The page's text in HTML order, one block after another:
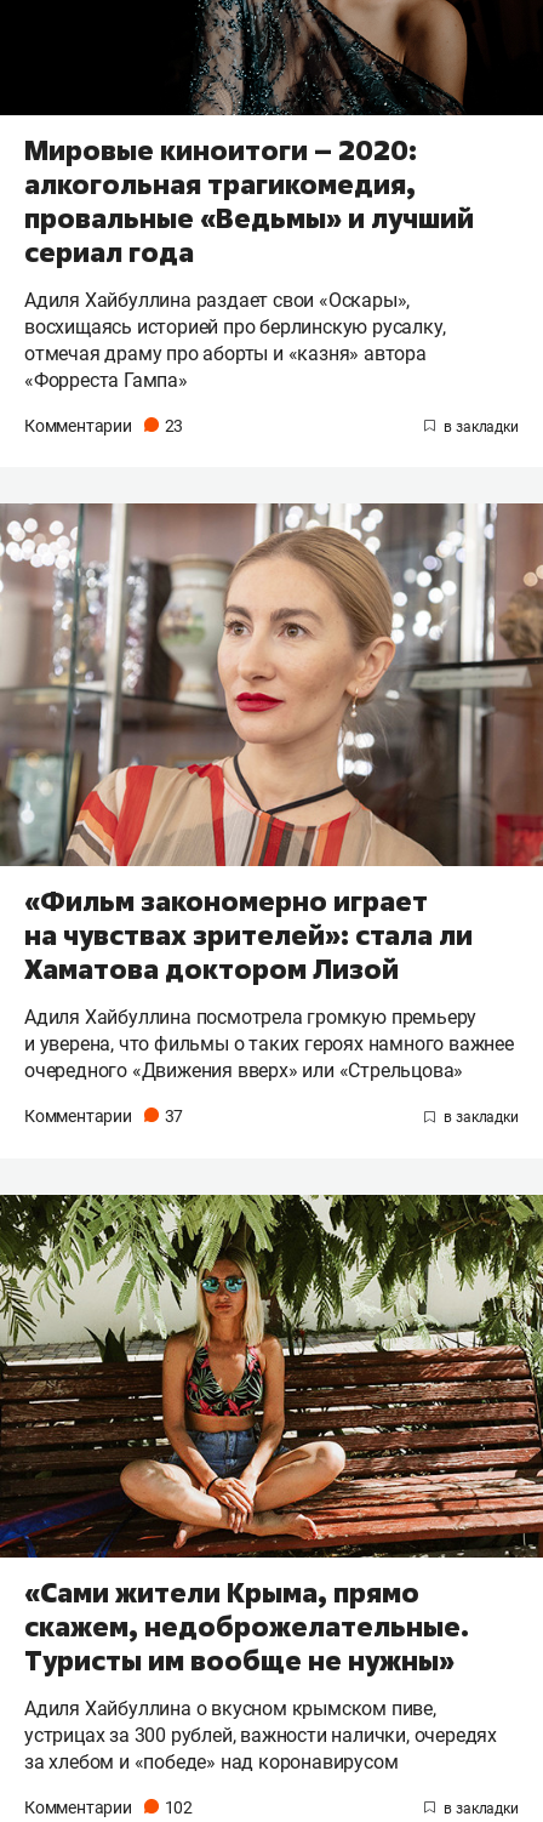
Мировые киноитоги – 2020:
алкогольная трагикомедия,
провальные «Ведьмы» и лучший
сериал года
Адиля Хайбуллина раздает свои «Оскары»,
восхищаясь историей про берлинскую русалку,
отмечая драму про аборты и «казня» автора
«Форреста Гампа»
Комментарии 23
«Фильм закономерно играет
на чувствах зрителей»: стала ли
Хаматова доктором Лизой
Адиля Хайбуллина посмотрела громкую премьеру
и уверена, что фильмы о таких героях намного важнее
очередного «Движения вверх» или «Стрельцова»
Комментарии 37
«Сами жители Крыма, прямо
скажем, недоброжелательные.
Туристы им вообще не нужны»
Адиля Хайбуллина о вкусном крымском пиве,
устрицах за 300 рублей, важности налички, очередях
за хлебом и «победе» над коронавирусом
Комментарии 102